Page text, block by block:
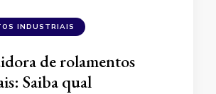
INDUSTRIAIS
de rolamentos
Saiba qual